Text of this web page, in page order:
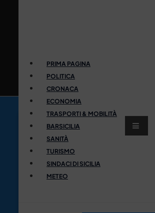
PRIMA PAGINA
POLITICA
CRONACA
ECONOMIA
TRASPORTI & MOBILITÀ
BARSICILIA
SANITÀ
TURISMO
SINDACI DI SICILIA
METEO